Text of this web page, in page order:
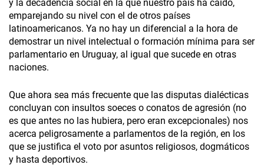
y la decadencia social en la que nuestro país ha caído,
emparejando su nivel con el de otros países
latinoamericanos. Ya no hay un diferencial a la hora de
demostrar un nivel intelectual o formación mínima para ser
parlamentario en Uruguay, al igual que sucede en otras
naciones.
Que ahora sea más frecuente que las disputas dialécticas
concluyan con insultos soeces o conatos de agresión (no
es que antes no las hubiera, pero eran excepcionales) nos
acerca peligrosamente a parlamentos de la región, en los
que se justifica el voto por asuntos religiosos, dogmáticos
y hasta deportivos.